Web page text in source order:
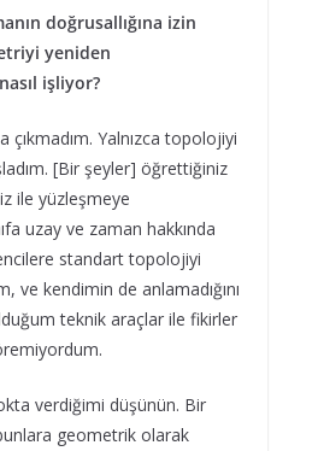
doğrusallığına izin
yeniden
işliyor?
çıkmadım. Yalnızca topolojiyi
[Bir şeyler] öğrettiğiniz
ile yüzleşmeye
uzay ve zaman hakkında
standart topolojiyi
ve kendimin de anlamadığını
teknik araçlar ile fikirler
verdiğimi düşünün. Bir
geometrik olarak